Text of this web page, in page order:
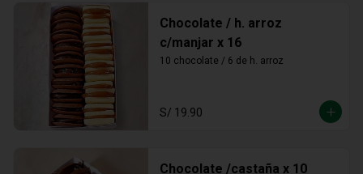
Chocolate / h. arroz
c/manjar x 16
10 chocolate / 6 de h. arroz
S/ 19.90
Chocolate /castaña x 10